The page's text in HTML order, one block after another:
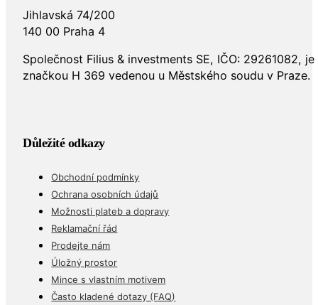
Jihlavská 74/200
140 00 Praha 4
Společnost Filius & investments SE, IČO: 29261082,
značkou H 369 vedenou u Městského soudu v Praze.
Důležité odkazy
Obchodní podmínky
Ochrana osobních údajů
Možnosti plateb a dopravy
Reklamační řád
Prodejte nám
Úložný prostor
Mince s vlastním motivem
Často kladené dotazy (FAQ)